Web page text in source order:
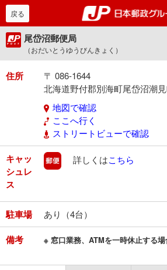
戻る
尾岱沼郵便局
（おだいとうゆうびんきょく）
住所
〒 086-1644
北海道野付郡別海町尾岱沼潮
地図で確認
ここへ行く
ストリートビューで確認
キャッ
シュレ
ス
郵便
詳しくはこちら
駐車場 あり（4台）
備考 ※ 窓口業務、ATMを一時休止する場